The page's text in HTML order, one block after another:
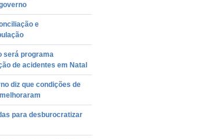
e
será programa
de acidentes em Natal
diz que condições de
para desburocratizar